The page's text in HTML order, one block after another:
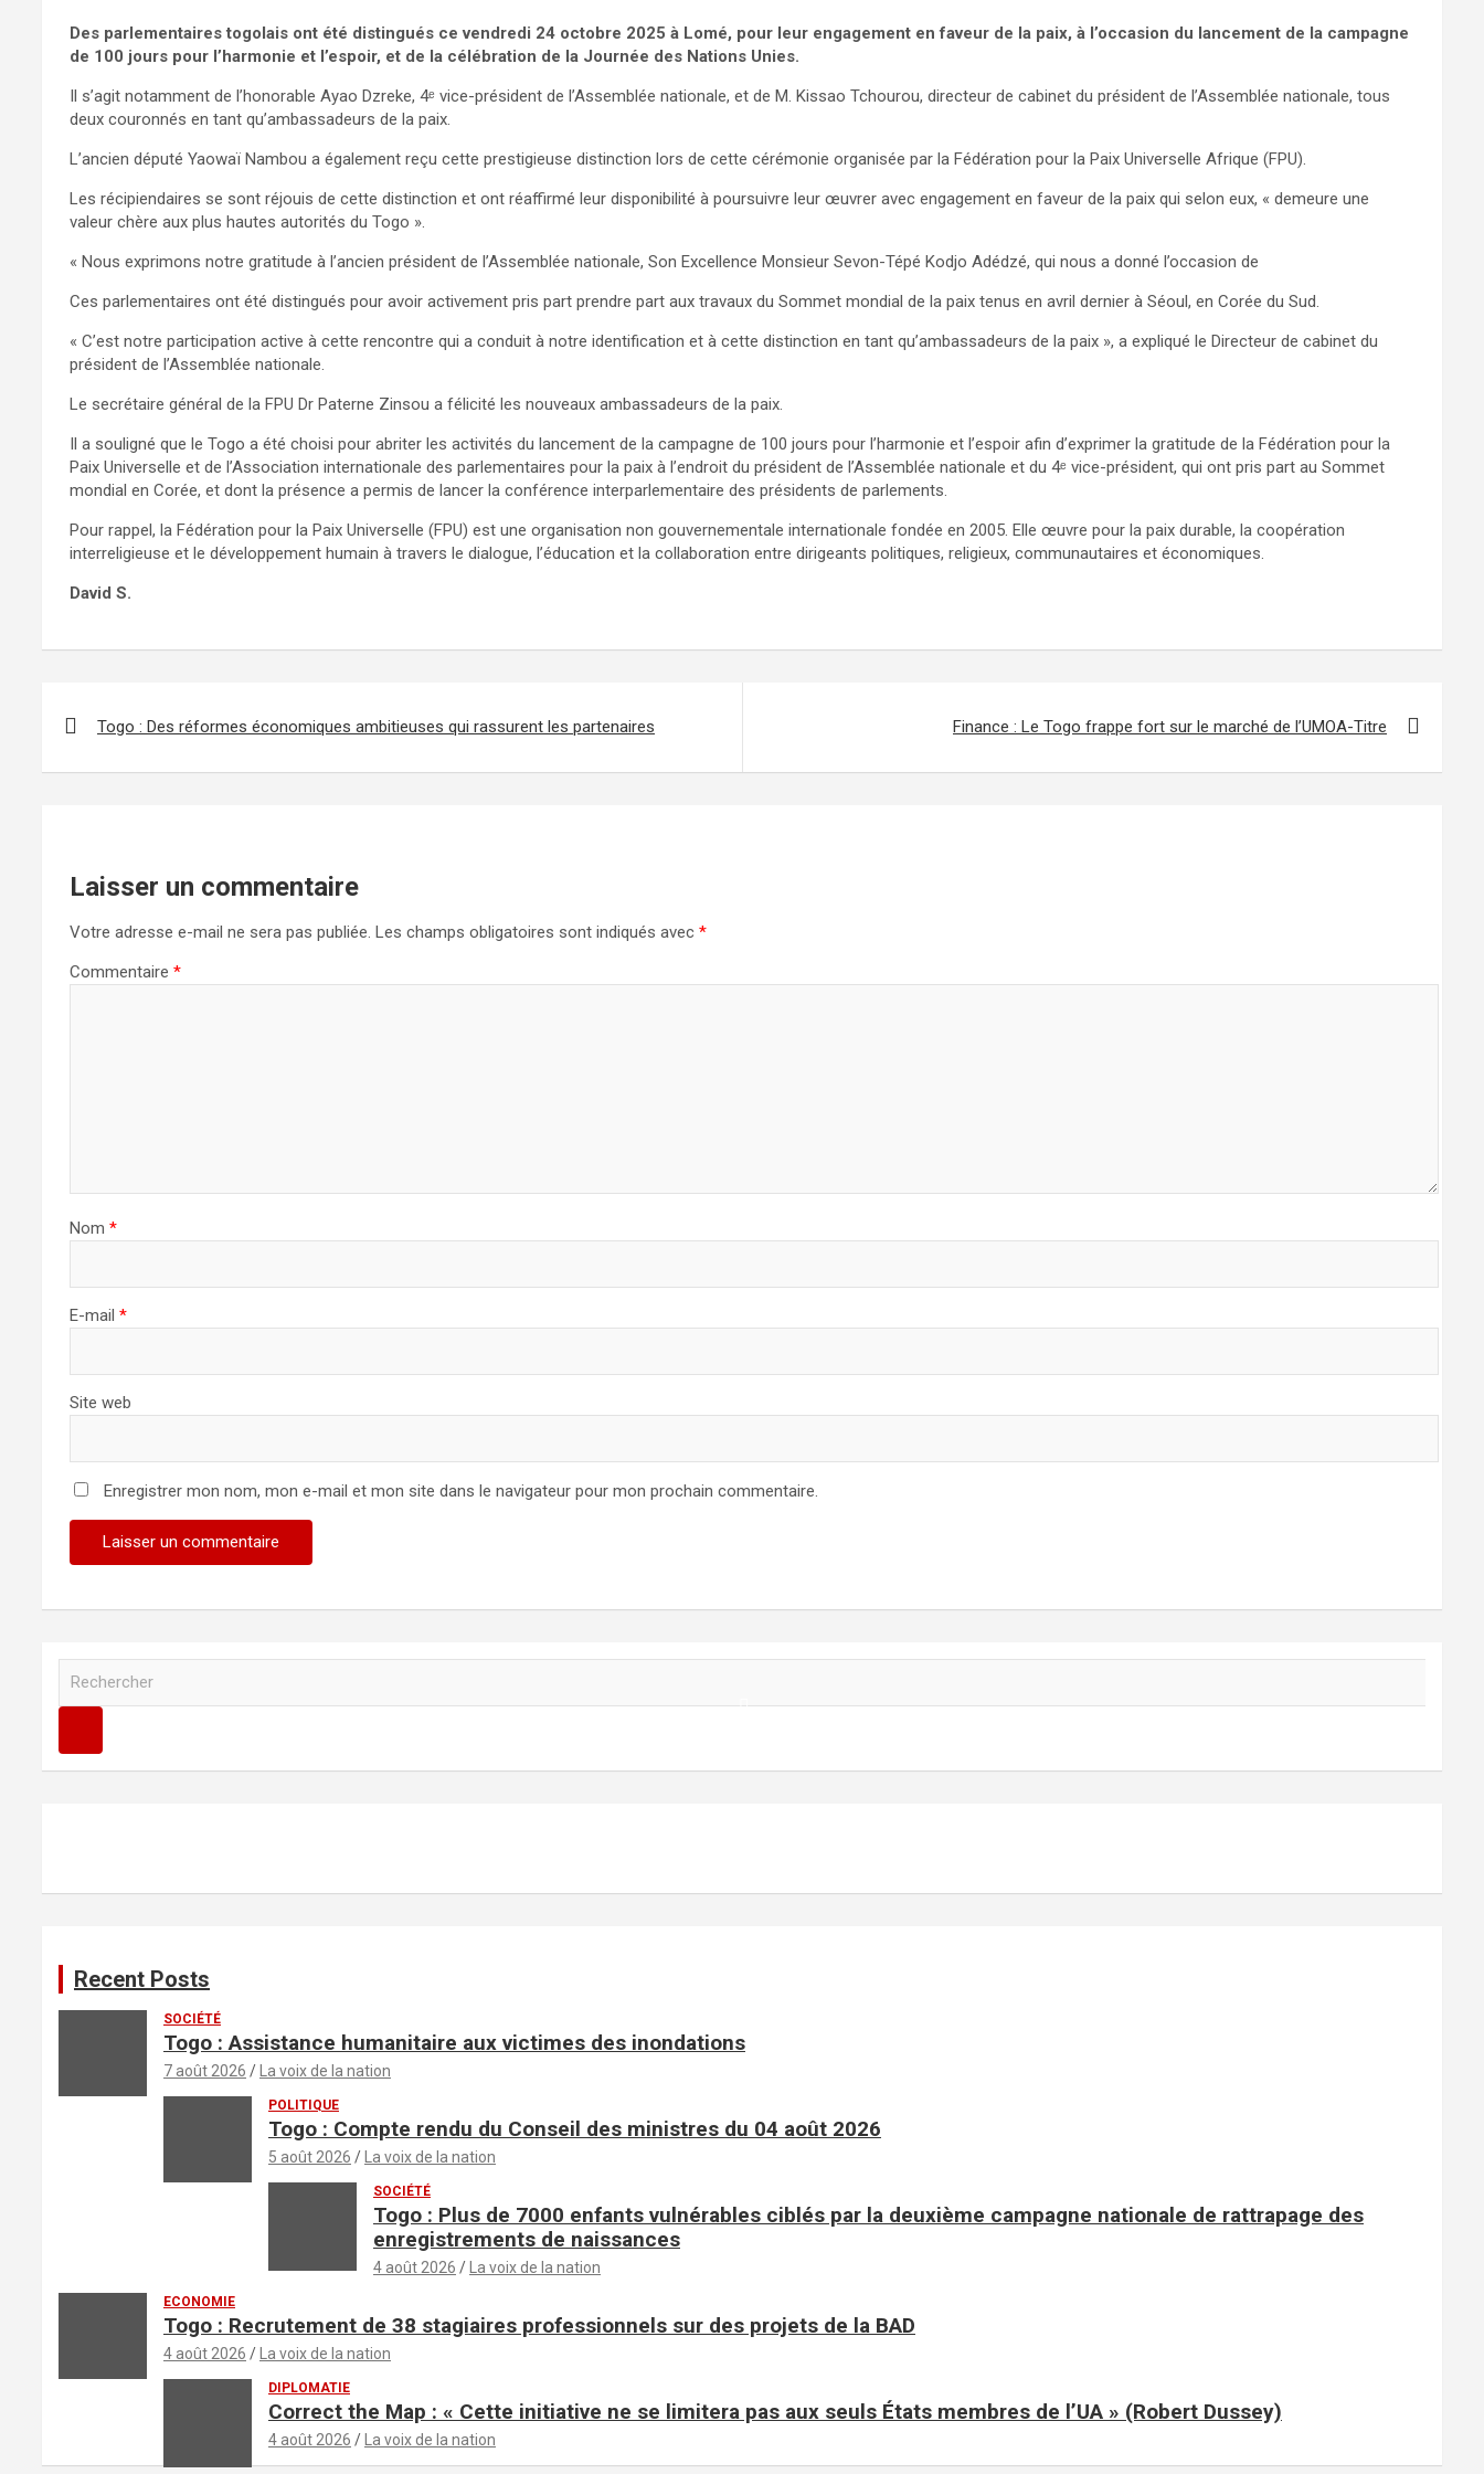
Des parlementaires togolais ont été distingués ce vendredi 24 octobre 2025 à Lomé, pour leur engagement en faveur de la paix, à l’occasion du lancement de la campagne
de 100 jours pour l’harmonie et l’espoir, et de la célébration de la Journée des Nations Unies.
Il s’agit notamment de l’honorable Ayao Dzreke, 4ᵉ vice-président de l’Assemblée nationale, et de M. Kissao Tchourou, directeur de cabinet du président de l’Assemblée nationale, tous
deux couronnés en tant qu’ambassadeurs de la paix.
L’ancien député Yaowaï Nambou a également reçu cette prestigieuse distinction lors de cette cérémonie organisée par la Fédération pour la Paix Universelle Afrique (FPU).
Les récipiendaires se sont réjouis de cette distinction et ont réaffirmé leur disponibilité à poursuivre leur œuvrer avec engagement en faveur de la paix qui selon eux, « demeure une
valeur chère aux plus hautes autorités du Togo ».
« Nous exprimons notre gratitude à l’ancien président de l’Assemblée nationale, Son Excellence Monsieur Sevon-Tépé Kodjo Adédzé, qui nous a donné l’occasion de
Ces parlementaires ont été distingués pour avoir activement pris part prendre part aux travaux du Sommet mondial de la paix tenus en avril dernier à Séoul, en Corée du Sud.
« C’est notre participation active à cette rencontre qui a conduit à notre identification et à cette distinction en tant qu’ambassadeurs de la paix », a expliqué le Directeur de cabinet du
président de l’Assemblée nationale.
Le secrétaire général de la FPU Dr Paterne Zinsou a félicité les nouveaux ambassadeurs de la paix.
Il a souligné que le Togo a été choisi pour abriter les activités du lancement de la campagne de 100 jours pour l’harmonie et l’espoir afin d’exprimer la gratitude de la Fédération pour la
Paix Universelle et de l’Association internationale des parlementaires pour la paix à l’endroit du président de l’Assemblée nationale et du 4ᵉ vice-président, qui ont pris part au Sommet
mondial en Corée, et dont la présence a permis de lancer la conférence interparlementaire des présidents de parlements.
Pour rappel, la Fédération pour la Paix Universelle (FPU) est une organisation non gouvernementale internationale fondée en 2005. Elle œuvre pour la paix durable, la coopération
interreligieuse et le développement humain à travers le dialogue, l’éducation et la collaboration entre dirigeants politiques, religieux, communautaires et économiques.
David S.
de
Togo : Des réformes économiques ambitieuses qui rassurent les partenaires Finance : Le Togo frappe fort sur le marché de l’UMOA-Titre
Laisser un commentaire
Votre adresse e-mail ne sera pas publiée. Les champs obligatoires sont indiqués avec *
Commentaire *
Nom *
E-mail *
Site web
Enregistrer mon nom, mon e-mail et mon site dans le navigateur pour mon prochain commentaire.
c
Recent Posts
SOCIÉTÉ
Togo : Assistance humanitaire aux victimes des inondations
7 août 2026 La voix de la nation
POLITIQUE
Togo : Compte rendu du Conseil des ministres du 04 août 2026
5 août 2026 La voix de la nation
SOCIÉTÉ
Togo : Plus de 7000 enfants vulnérables ciblés par la deuxième campagne nationale de rattrapage des
enregistrements de naissances
4 août 2026 La voix de la nation
ECONOMIE
Togo : Recrutement de 38 stagiaires professionnels sur des projets de la BAD
4 août 2026 La voix de la nation
DIPLOMATIE
Correct the Map : « Cette initiative ne se limitera pas aux seuls États membres de l’UA » (Robert Dussey)
4 août 2026 La voix de la nation